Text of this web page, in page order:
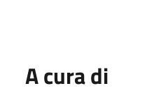
A cura di